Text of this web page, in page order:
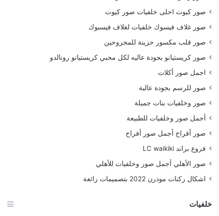
صور كيوت احلى خلفيات صور كيوت
صور غلاف فيسوك خلفيات لغلاف فيسبوك
صور قلب مكسور حزينة للمجروحين
صور كريستيانو بجودة عاليه لكل محبي كريستيانو رونالدو
اجمل صور أكلات
صور للرسم بجودة عالية
صور وخلفيات بنات جميلة
أجمل صور وخلفيات للطبيعة
صور أفراح أجمل صور أفراح
فروع براند LC waikiki
صور الأهلي أجمل صور وخلفيات للأهلي
اشكال ركنات مودرن 2022 بتصميمات رائعة
خلفيات